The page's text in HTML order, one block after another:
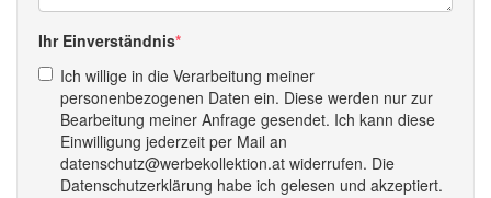
Ihr Einverständnis
Ich willige in die Verarbeitung meiner
personenbezogenen Daten ein. Diese werden nur zur
Bearbeitung meiner Anfrage gesendet. Ich kann diese
Einwilligung jederzeit per Mail an
datenschutz@werbekollektion.at widerrufen. Die
Datenschutzerklärung habe ich gelesen und akzeptiert.